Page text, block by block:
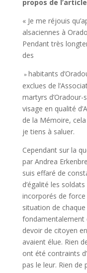
propos de l’article
« Je me réjouis
alsacien­nes à
Pendant très
des
» habitants
exclues de
martyrs
visage en qualité
de la Mémoire,
je tiens à saluer.
Cependant sur la
par Andrea
suis effaré de
d’égalité les
incorporés de force
situation de
fondamentalement
devoir de citoyen
avaient élue. Rien
ont été contraints
pas le leur. Rien de